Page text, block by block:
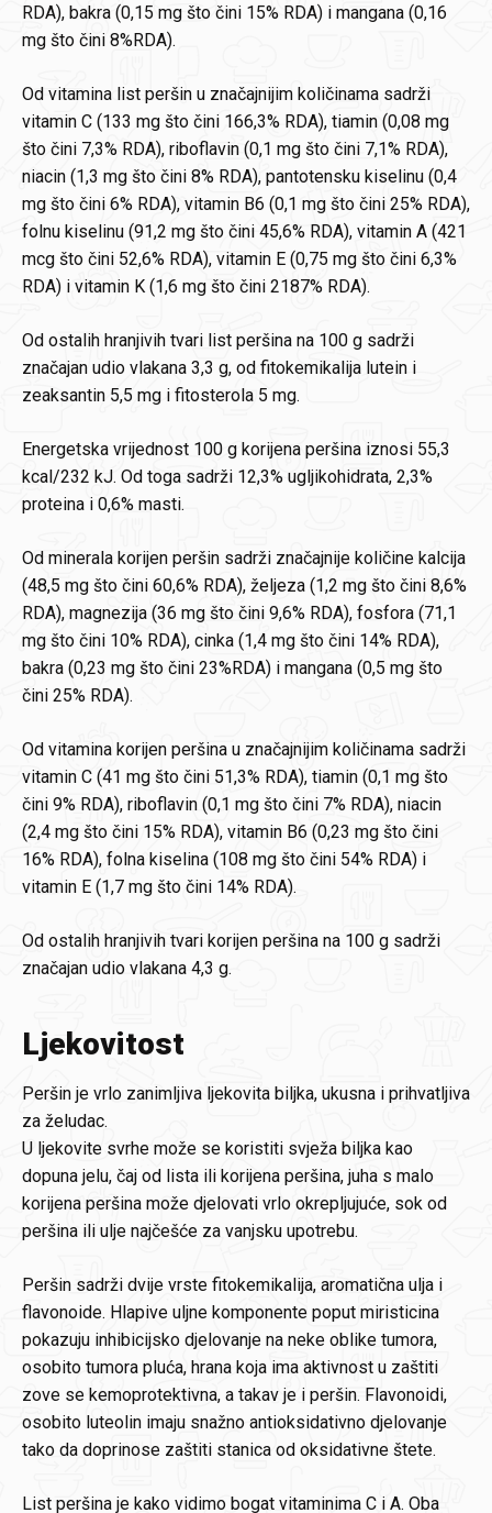
RDA), bakra (0,15 mg što čini 15% RDA) i mangana (0,16
mg što čini 8%RDA).
Od vitamina list peršin u značajnijim količinama sadrži
vitamin C (133 mg što čini 166,3% RDA), tiamin (0,08 mg
što čini 7,3% RDA), riboflavin (0,1 mg što čini 7,1% RDA),
niacin (1,3 mg što čini 8% RDA), pantotensku kiselinu (0,4
mg što čini 6% RDA), vitamin B6 (0,1 mg što čini 25% RDA),
folnu kiselinu (91,2 mg što čini 45,6% RDA), vitamin A (421
mcg što čini 52,6% RDA), vitamin E (0,75 mg što čini 6,3%
RDA) i vitamin K (1,6 mg što čini 2187% RDA).
Od ostalih hranjivih tvari list peršina na 100 g sadrži
značajan udio vlakana 3,3 g, od fitokemikalija lutein i
zeaksantin 5,5 mg i fitosterola 5 mg.
Energetska vrijednost 100 g korijena peršina iznosi 55,3
kcal/232 kJ. Od toga sadrži 12,3% ugljikohidrata, 2,3%
proteina i 0,6% masti.
Od minerala korijen peršin sadrži značajnije količine kalcija
(48,5 mg što čini 60,6% RDA), željeza (1,2 mg što čini 8,6%
RDA), magnezija (36 mg što čini 9,6% RDA), fosfora (71,1
mg što čini 10% RDA), cinka (1,4 mg što čini 14% RDA),
bakra (0,23 mg što čini 23%RDA) i mangana (0,5 mg što
čini 25% RDA).
Od vitamina korijen peršina u značajnijim količinama sadrži
vitamin C (41 mg što čini 51,3% RDA), tiamin (0,1 mg što
čini 9% RDA), riboflavin (0,1 mg što čini 7% RDA), niacin
(2,4 mg što čini 15% RDA), vitamin B6 (0,23 mg što čini
16% RDA), folna kiselina (108 mg što čini 54% RDA) i
vitamin E (1,7 mg što čini 14% RDA).
Od ostalih hranjivih tvari korijen peršina na 100 g sadrži
značajan udio vlakana 4,3 g.
Ljekovitost
Peršin je vrlo zanimljiva ljekovita biljka, ukusna i prihvatljiva
za želudac.
U ljekovite svrhe može se koristiti svježa biljka kao
dopuna jelu, čaj od lista ili korijena peršina, juha s malo
korijena peršina može djelovati vrlo okrepljujuće, sok od
peršina ili ulje najčešće za vanjsku upotrebu.
Peršin sadrži dvije vrste fitokemikalija, aromatična ulja i
flavonoide. Hlapive uljne komponente poput miristicina
pokazuju inhibicijsko djelovanje na neke oblike tumora,
osobito tumora pluća, hrana koja ima aktivnost u zaštiti
zove se kemoprotektivna, a takav je i peršin. Flavonoidi,
osobito luteolin imaju snažno antioksidativno djelovanje
tako da doprinose zaštiti stanica od oksidativne štete.
List peršina je kako vidimo bogat vitaminima C i A. Oba